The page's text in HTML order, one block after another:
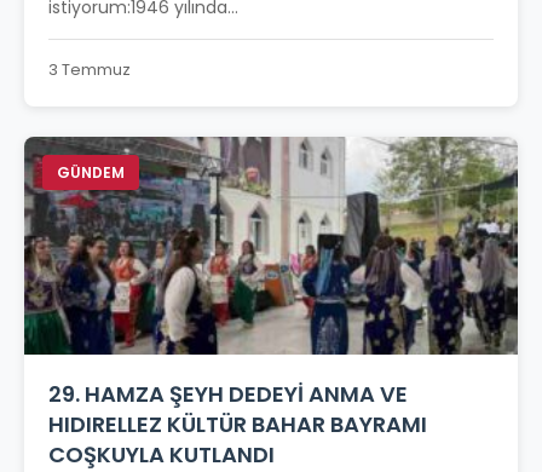
istiyorum:1946 yılında...
3 Temmuz
GÜNDEM
29. HAMZA ŞEYH DEDEYİ ANMA VE
HIDIRELLEZ KÜLTÜR BAHAR BAYRAMI
COŞKUYLA KUTLANDI